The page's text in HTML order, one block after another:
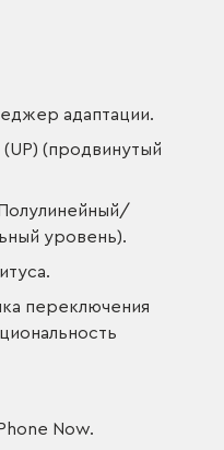
адаптации.
(продвинутый
уровень).
переключения
Now.